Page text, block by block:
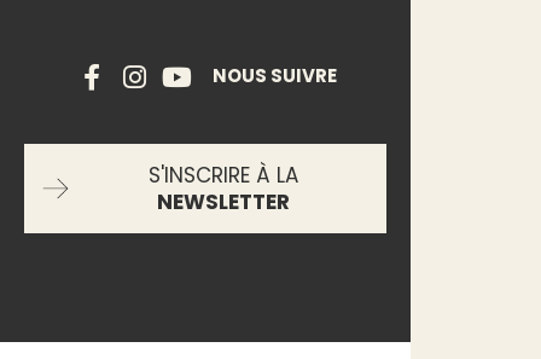
NOUS SUIVRE
S'INSCRIRE À LA
NEWSLETTER